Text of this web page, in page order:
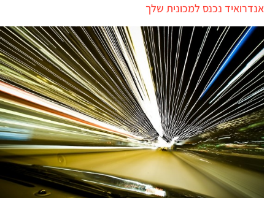
אנדרואיד נכנס למכונית שלך